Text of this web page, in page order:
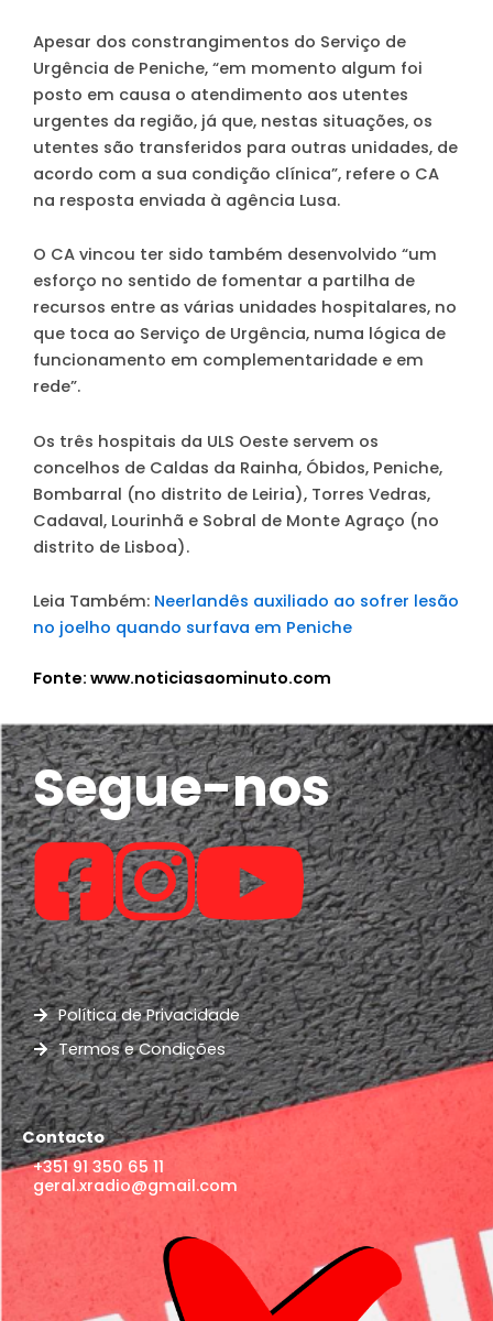
Apesar dos constrangimentos do Serviço de
Urgência de Peniche, “em momento algum foi
posto em causa o atendimento aos utentes
urgentes da região, já que, nestas situações, os
utentes são transferidos para outras unidades, de
acordo com a sua condição clínica”, refere o CA
na resposta enviada à agência Lusa.
O CA vincou ter sido também desenvolvido “um
esforço no sentido de fomentar a partilha de
recursos entre as várias unidades hospitalares, no
que toca ao Serviço de Urgência, numa lógica de
funcionamento em complementaridade e em
rede”.
Os três hospitais da ULS Oeste servem os
concelhos de Caldas da Rainha, Óbidos, Peniche,
Bombarral (no distrito de Leiria), Torres Vedras,
Cadaval, Lourinhã e Sobral de Monte Agraço (no
distrito de Lisboa).
Leia Também: Neerlandês auxiliado ao sofrer lesão
no joelho quando surfava em Peniche
Fonte: www.noticiasaominuto.com
Segue-nos
Política de Privacidade
Termos e Condições
Contacto
+351 91 350 65 11
geral.xradio@gmail.com